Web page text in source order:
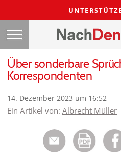
Über sonderbare
Korrespondenten
14. Dezember 2023 um 16:52
Ein Artikel von: Albrecht Müller